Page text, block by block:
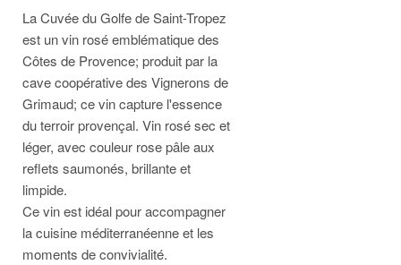
La Cuvée du Golfe de Saint-Tropez
est un vin rosé emblématique des
Côtes de Provence; produit par la
cave coopérative des Vignerons de
Grimaud; ce vin capture l'essence
du terroir provençal. Vin rosé sec et
léger, avec couleur rose pâle aux
reflets saumonés, brillante et
limpide.
Ce vin est idéal pour accompagner
la cuisine méditerranéenne et les
moments de convivialité.